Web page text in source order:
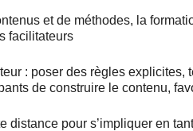
et de méthodes, la
facilitateurs
: poser des règles
de construire le contenu,
distance pour s’impliquer en